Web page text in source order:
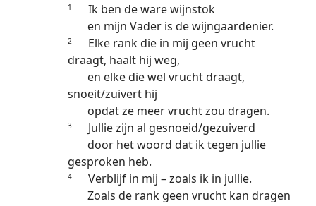
1
Ik ben de ware wijnstok
en mijn Vader is de wijngaardenier.
2
Elke rank die in mij geen vrucht
draagt, haalt hij weg,
en elke die wel vrucht draagt,
snoeit/zuivert hij
opdat ze meer vrucht zou dragen.
3
Jullie zijn al gesnoeid/gezuiverd
door het woord dat ik tegen jullie
gesproken heb.
4
Verblijf in mij – zoals ik in jullie.
Zoals de rank geen vrucht kan dragen